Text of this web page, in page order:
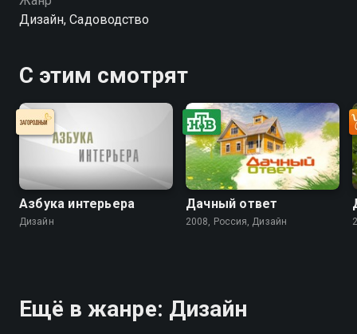
Посмотреть онлайн 1 сезон сериала Школа
Дизайн, Садоводство
С этим смотрят
Азбука интерьера
Дизайн
Дачный ответ
2008, Россия, Дизайн
Ещё в жанре: Дизайн